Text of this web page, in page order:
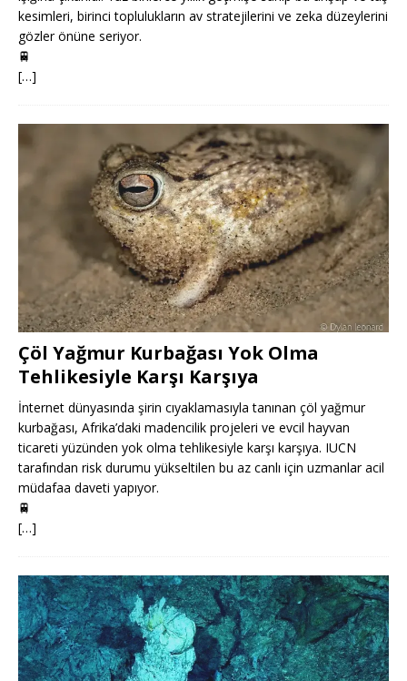
kesimleri, birinci toplulukların av stratejilerini ve zeka düzeylerini
gözler önüne seriyor.
🚆
[…]
Çöl Yağmur Kurbağası Yok Olma
Tehlikesiyle Karşı Karşıya
İnternet dünyasında şirin cıyaklamasıyla tanınan çöl yağmur
kurbağası, Afrika’daki madencilik projeleri ve evcil hayvan
ticareti yüzünden yok olma tehlikesiyle karşı karşıya. IUCN
tarafından risk durumu yükseltilen bu az canlı için uzmanlar acil
müdafaa daveti yapıyor.
🚆
[…]